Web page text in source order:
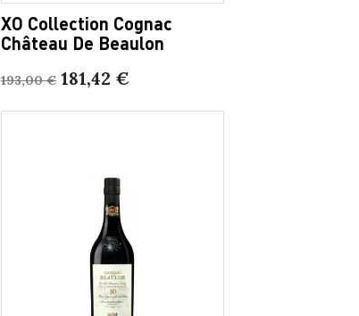
XO Collection Cognac
Château De Beaulon
193,00 € 181,42 €